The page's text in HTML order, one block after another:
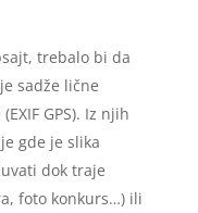
trebalo bi da
sadže lične
GPS). Iz njih
gde je slika
dok traje
foto konkurs…) ili